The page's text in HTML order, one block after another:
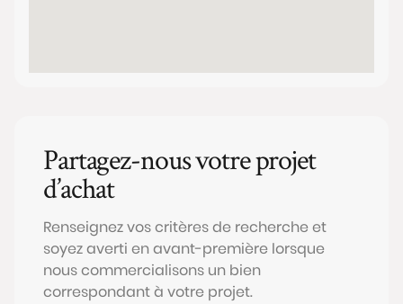
Partagez-nous votre projet
d’achat
Renseignez vos critères de recherche et
soyez averti en avant-première lorsque
nous commercialisons un bien
correspondant à votre projet.